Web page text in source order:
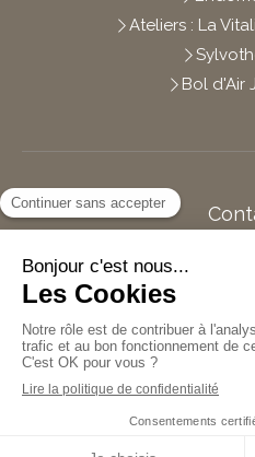
Ateliers : La
Bol d'Air
14 impasse
44120
DuLundiau
Prendre